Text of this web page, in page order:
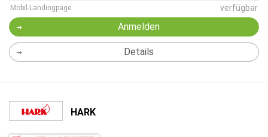
Mobil-Landingpage verfügbar
Anmelden
Details
HARK